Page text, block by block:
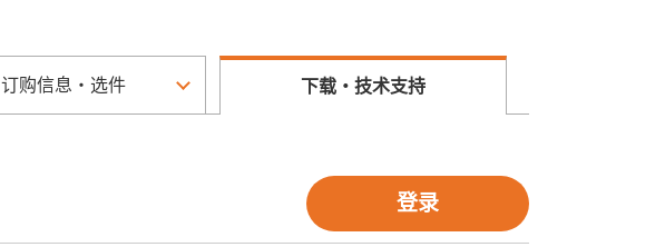
订购信息・选件 下载・技术支持
登录